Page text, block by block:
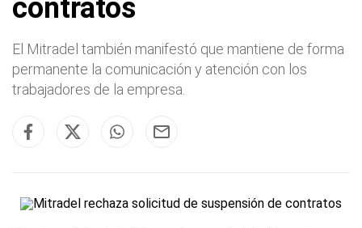
contratos
El Mitradel también manifestó que mantiene de forma
permanente la comunicación y atención con los
trabajadores de la empresa.